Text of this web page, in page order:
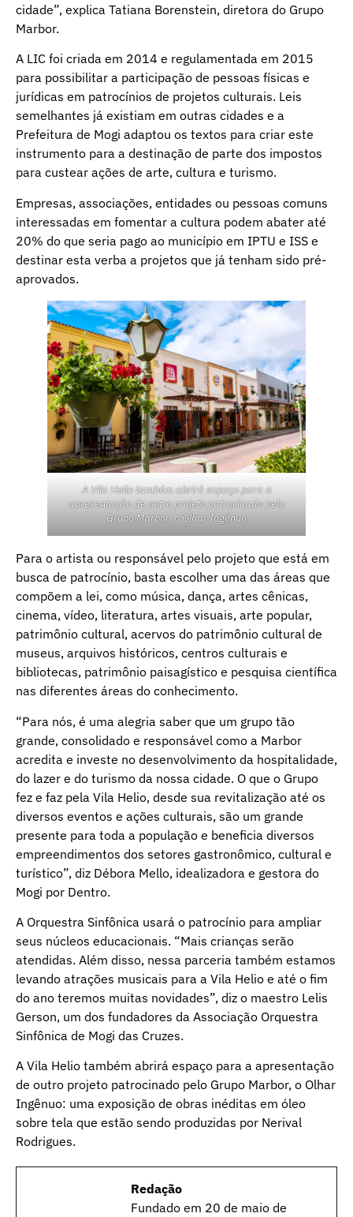
cidade”, explica Tatiana Borenstein, diretora do Grupo
Marbor.
A LIC foi criada em 2014 e regulamentada em 2015
para possibilitar a participação de pessoas físicas e
jurídicas em patrocínios de projetos culturais. Leis
semelhantes já existiam em outras cidades e a
Prefeitura de Mogi adaptou os textos para criar este
instrumento para a destinação de parte dos impostos
para custear ações de arte, cultura e turismo.
Empresas, associações, entidades ou pessoas comuns
interessadas em fomentar a cultura podem abater até
20% do que seria pago ao município em IPTU e ISS e
destinar esta verba a projetos que já tenham sido pré-
aprovados.
A Vila Helio também abrirá espaço para a
apresentação de outro projeto patrocinado pelo
Grupo Marbor, o Olhar Ingênuo
Para o artista ou responsável pelo projeto que está em
busca de patrocínio, basta escolher uma das áreas que
compõem a lei, como música, dança, artes cênicas,
cinema, vídeo, literatura, artes visuais, arte popular,
patrimônio cultural, acervos do patrimônio cultural de
museus, arquivos históricos, centros culturais e
bibliotecas, patrimônio paisagístico e pesquisa científica
nas diferentes áreas do conhecimento.
“Para nós, é uma alegria saber que um grupo tão
grande, consolidado e responsável como a Marbor
acredita e investe no desenvolvimento da hospitalidade,
do lazer e do turismo da nossa cidade. O que o Grupo
fez e faz pela Vila Helio, desde sua revitalização até os
diversos eventos e ações culturais, são um grande
presente para toda a população e beneficia diversos
empreendimentos dos setores gastronômico, cultural e
turístico”, diz Débora Mello, idealizadora e gestora do
Mogi por Dentro.
A Orquestra Sinfônica usará o patrocínio para ampliar
seus núcleos educacionais. “Mais crianças serão
atendidas. Além disso, nessa parceria também estamos
levando atrações musicais para a Vila Helio e até o fim
do ano teremos muitas novidades”, diz o maestro Lelis
Gerson, um dos fundadores da Associação Orquestra
Sinfônica de Mogi das Cruzes.
A Vila Helio também abrirá espaço para a apresentação
de outro projeto patrocinado pelo Grupo Marbor, o Olhar
Ingênuo: uma exposição de obras inéditas em óleo
sobre tela que estão sendo produzidas por Nerival
Rodrigues.
Redação
Fundado em 20 de maio de